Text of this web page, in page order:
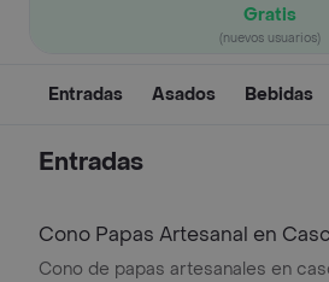
Gratis
(nuevos usuarios)
Entradas Asados Bebidas
Entradas
Cono Papas Artesanal en
Cono de papas artesanales en